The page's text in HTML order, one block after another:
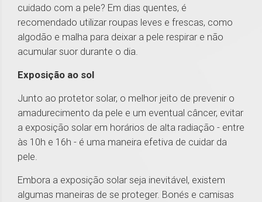
cuidado com a pele? Em dias quentes, é
recomendado utilizar roupas leves e frescas, como
algodão e malha para deixar a pele respirar e não
acumular suor durante o dia.
Exposição ao sol
Junto ao protetor solar, o melhor jeito de prevenir o
amadurecimento da pele e um eventual câncer, evitar
a exposição solar em horários de alta radiação - entre
às 10h e 16h - é uma maneira efetiva de cuidar da
pele.
Embora a exposição solar seja inevitável, existem
algumas maneiras de se proteger. Bonés e camisas